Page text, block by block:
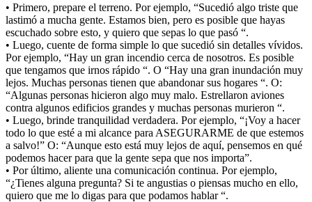
• Primero, prepare el terreno. Por ejemplo, “Sucedió algo triste que
lastimó a mucha gente. Estamos bien, pero es posible que hayas
escuchado sobre esto, y quiero que sepas lo que pasó “.
• Luego, cuente de forma simple lo que sucedió sin detalles vívidos.
Por ejemplo, “Hay un gran incendio cerca de nosotros. Es posible
que tengamos que irnos rápido “. O “Hay una gran inundación muy
lejos. Muchas personas tienen que abandonar sus hogares “. O:
“Algunas personas hicieron algo muy malo. Estrellaron aviones
contra algunos edificios grandes y muchas personas murieron “.
• Luego, brinde tranquilidad verdadera. Por ejemplo, “¡Voy a hacer
todo lo que esté a mi alcance para ASEGURARME de que estemos
a salvo!” O: “Aunque esto está muy lejos de aquí, pensemos en qué
podemos hacer para que la gente sepa que nos importa”.
• Por último, aliente una comunicación continua. Por ejemplo,
“¿Tienes alguna pregunta? Si te angustias o piensas mucho en ello,
quiero que me lo digas para que podamos hablar “.